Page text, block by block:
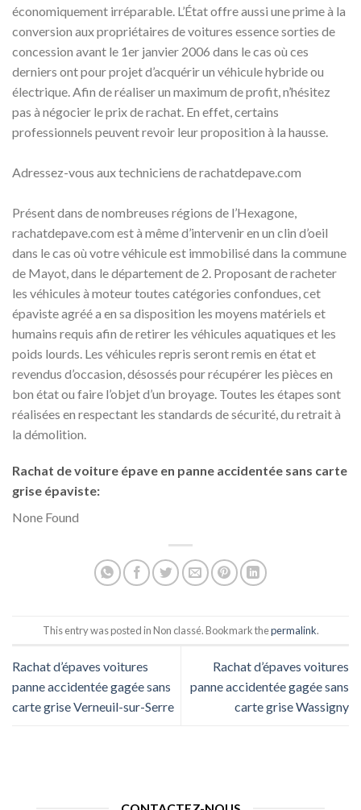
économiquement irréparable. L’État offre aussi une prime à la
conversion aux propriétaires de voitures essence sorties de
concession avant le 1er janvier 2006 dans le cas où ces
derniers ont pour projet d’acquérir un véhicule hybride ou
électrique. Afin de réaliser un maximum de profit, n’hésitez
pas à négocier le prix de rachat. En effet, certains
professionnels peuvent revoir leur proposition à la hausse.
Adressez-vous aux techniciens de rachatdepave.com
Présent dans de nombreuses régions de l’Hexagone,
rachatdepave.com est à même d’intervenir en un clin d’oeil
dans le cas où votre véhicule est immobilisé dans la commune
de Mayot, dans le département de 2. Proposant de racheter
les véhicules à moteur toutes catégories confondues, cet
épaviste agréé a en sa disposition les moyens matériels et
humains requis afin de retirer les véhicules aquatiques et les
poids lourds. Les véhicules repris seront remis en état et
revendus d’occasion, désossés pour récupérer les pièces en
bon état ou faire l’objet d’un broyage. Toutes les étapes sont
réalisées en respectant les standards de sécurité, du retrait à
la démolition.
Rachat de voiture épave en panne accidentée sans carte
grise épaviste:
None Found
This entry was posted in Non classé. Bookmark thepermalink.
Rachat d’épaves voitures
panne accidentée gagée sans
carte grise Verneuil-sur-Serre
Rachat d’épaves voitures
panne accidentée gagée sans
carte grise Wassigny